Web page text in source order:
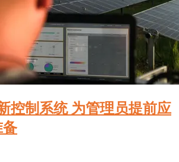
控制系统 为管理员提前应
备